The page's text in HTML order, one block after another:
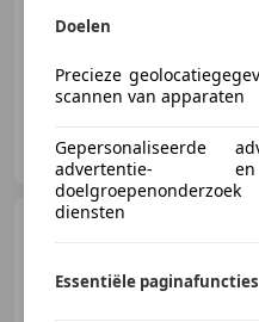
NL-5126 BA GILZE
Doelen
Precieze
scannen van apparaten
Gepersonaliseerde
advertentie- en
diensten
Essentiële paginafuncties